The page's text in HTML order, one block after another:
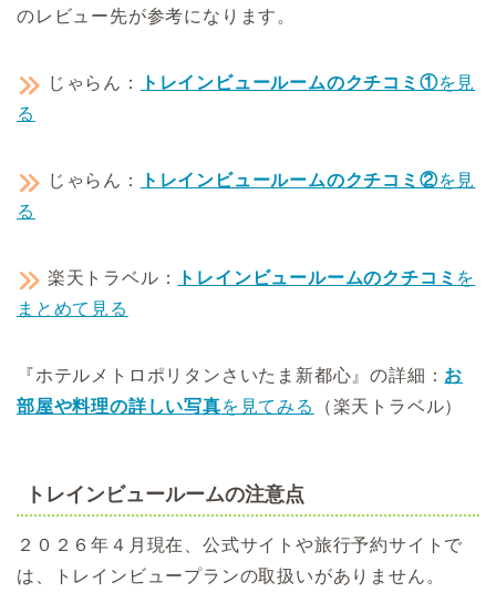
のレビュー先が参考になります。
じゃらん： トレインビュールームのクチコミ①を見
る
じゃらん： トレインビュールームのクチコミ②を見
る
楽天トラベル： トレインビュールームのクチコミ を
まとめて見る
『ホテルメトロポリタンさいたま新都心』の詳細： お
部屋や料理の詳しい写真を見てみる （楽天トラベル）
トレインビュールームの注意点
２０２６年４月現在、公式サイトや旅行予約サイトで
は、トレインビュープランの取扱いがありません。